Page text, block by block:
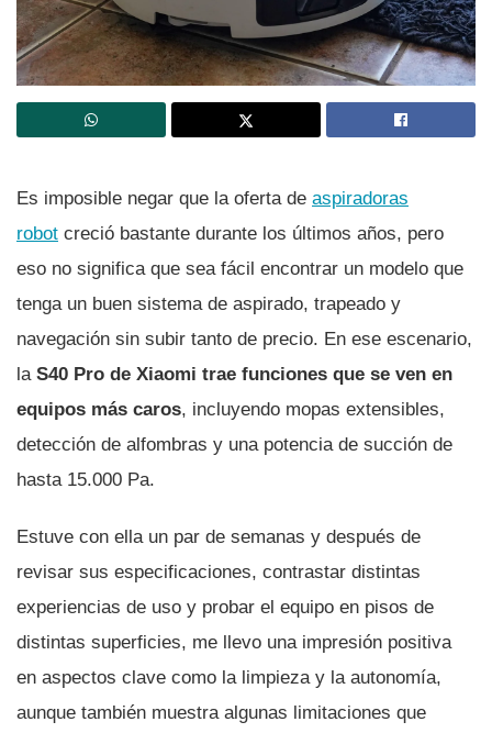
Es imposible negar que la oferta de aspiradoras
robot creció bastante durante los últimos años, pero
eso no significa que sea fácil encontrar un modelo que
tenga un buen sistema de aspirado, trapeado y
navegación sin subir tanto de precio. En ese escenario,
la S40 Pro de Xiaomi trae funciones que se ven en
equipos más caros, incluyendo mopas extensibles,
detección de alfombras y una potencia de succión de
hasta 15.000 Pa.
Estuve con ella un par de semanas y después de
revisar sus especificaciones, contrastar distintas
experiencias de uso y probar el equipo en pisos de
distintas superficies, me llevo una impresión positiva
en aspectos clave como la limpieza y la autonomía,
aunque también muestra algunas limitaciones que